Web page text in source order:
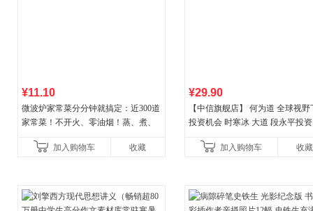
¥11.10
微波炉家常菜分分钟就搞定：近300道
家常菜！不开火、零油烟！蒸、煮、
让美味跃然眼前、操
加入购物车 收藏
¥29.90
【中信旗舰店】 何为道 全球视野
投资机会 时寒冰 大道 段永平投
格之道 纳瓦尔加入购物车 收藏